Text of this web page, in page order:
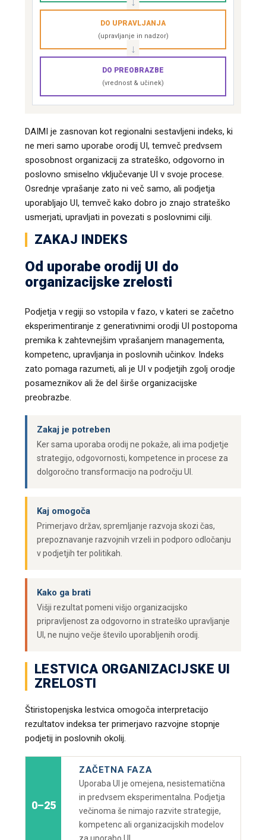
DO UPRAVLJANJA
(upravljanje in nadzor)
DO PREOBRAZBE
(vrednost & učinek)
DAIMI je zasnovan kot regionalni sestavljeni indeks, ki
ne meri samo uporabe orodij UI, temveč predvsem
sposobnost organizacij za strateško, odgovorno in
poslovno smiselno vključevanje UI v svoje procese.
Osrednje vprašanje zato ni več samo, ali podjetja
uporabljajo UI, temveč kako dobro jo znajo strateško
usmerjati, upravljati in povezati s poslovnimi cilji.
ZAKAJ INDEKS
Od uporabe orodij UI do
organizacijske zrelosti
Podjetja v regiji so vstopila v fazo, v kateri se začetno
eksperimentiranje z generativnimi orodji UI postopoma
premika k zahtevnejšim vprašanjem managementa,
kompetenc, upravljanja in poslovnih učinkov. Indeks
zato pomaga razumeti, ali je UI v podjetjih zgolj orodje
posameznikov ali že del širše organizacijske
preobrazbe.
Zakaj je potreben
Ker sama uporaba orodij ne pokaže, ali ima podjetje
strategijo, odgovornosti, kompetence in procese za
dolgoročno transformacijo na področju UI.
Kaj omogoča
Primerjavo držav, spremljanje razvoja skozi čas,
prepoznavanje razvojnih vrzeli in podporo odločanju
v podjetjih ter politikah.
Kako ga brati
Višji rezultat pomeni višjo organizacijsko
pripravljenost za odgovorno in strateško upravljanje
UI, ne nujno večje število uporabljenih orodij.
LESTVICA ORGANIZACIJSKE UI
ZRELOSTI
Štiristopenjska lestvica omogoča interpretacijo
rezultatov indeksa ter primerjavo razvojne stopnje
podjetij in poslovnih okolij.
0–25
ZAČETNA FAZA
Uporaba UI je omejena, nesistematična
in predvsem eksperimentalna. Podjetja
večinoma še nimajo razvite strategije,
kompetenc ali organizacijskih modelov